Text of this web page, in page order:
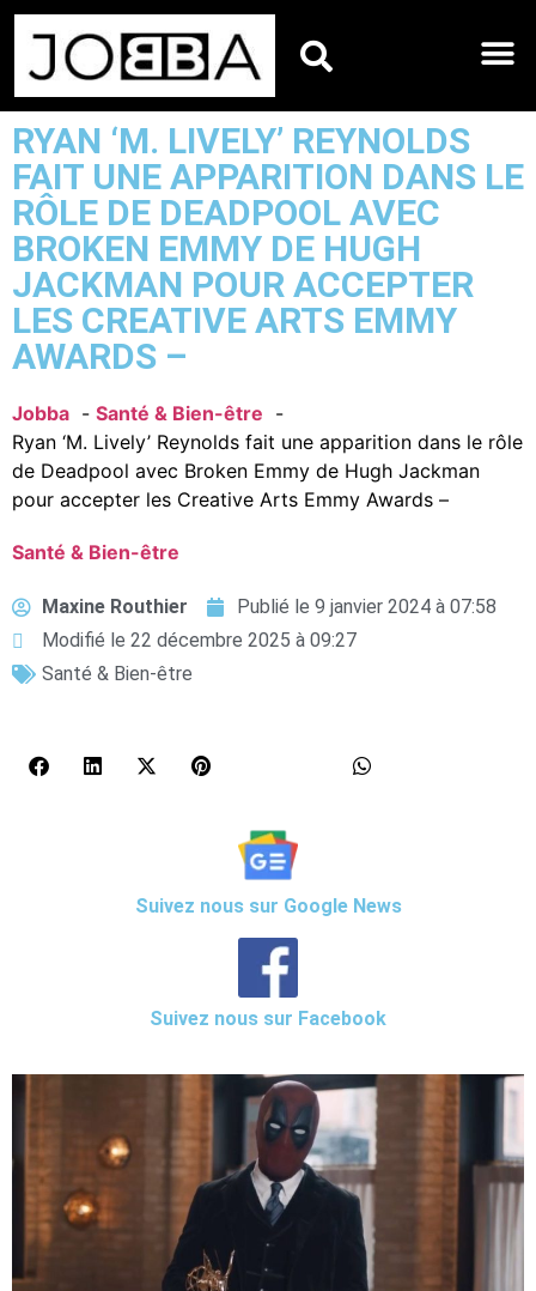
RYAN ‘M. LIVELY’ REYNOLDS
FAIT UNE APPARITION DANS LE
RÔLE DE DEADPOOL AVEC
BROKEN EMMY DE HUGH
JACKMAN POUR ACCEPTER
LES CREATIVE ARTS EMMY
AWARDS –
Jobba
Santé & Bien-être
Ryan ‘M. Lively’ Reynolds fait une apparition dans le rôle
de Deadpool avec Broken Emmy de Hugh Jackman
pour accepter les Creative Arts Emmy Awards –
Santé & Bien-être
Maxine Routhier Publié le 9 janvier 2024 à 07:58
Modifié le 22 décembre 2025 à 09:27
Santé & Bien-être
Suivez nous sur Google News
Suivez nous sur Facebook